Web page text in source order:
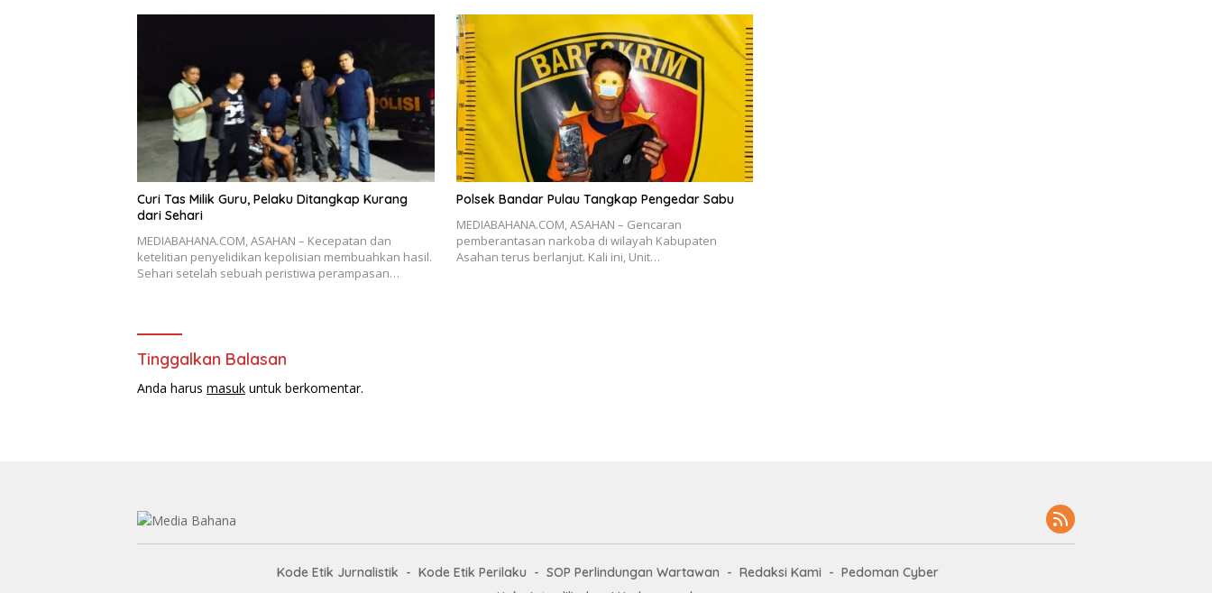
Curi Tas Milik Guru, Pelaku Ditangkap Kurang
dari Sehari
MEDIABAHANA.COM, ASAHAN – Kecepatan dan
ketelitian penyelidikan kepolisian membuahkan hasil.
Sehari setelah sebuah peristiwa perampasan…
Polsek Bandar Pulau Tangkap Pengedar Sabu
MEDIABAHANA.COM, ASAHAN – Gencaran
pemberantasan narkoba di wilayah Kabupaten
Asahan terus berlanjut. Kali ini, Unit…
Tinggalkan Balasan
Anda harus masuk untuk berkomentar.
Kode Etik Jurnalistik Kode Etik Perilaku SOP Perlindungan Wartawan Redaksi Kami
Pedoman Cyber